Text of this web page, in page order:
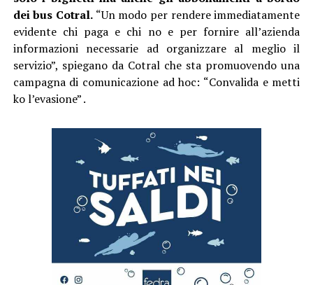
dei bus Cotral. “Un modo per rendere immediatamente
evidente chi paga e chi no e per fornire all’azienda
informazioni necessarie ad organizzare al meglio il
servizio”, spiegano da Cotral che sta promuovendo una
campagna di comunicazione ad hoc: “Convalida e metti
ko l’evasione” .